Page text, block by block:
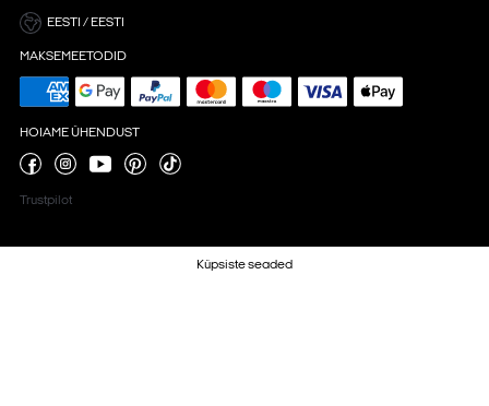
EESTI / EESTI
MAKSEMEETODID
HOIAME ÜHENDUST
Trustpilot
Küpsiste seaded